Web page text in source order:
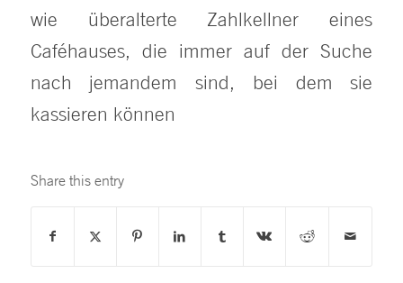
wie überalterte Zahlkellner eines
Caféhauses, die immer auf der Suche
nach jemandem sind, bei dem sie
kassieren können
Share this entry